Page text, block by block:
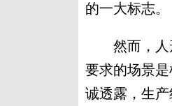
的一大标志。
然而，人形
要求的场景
诚透露，生产